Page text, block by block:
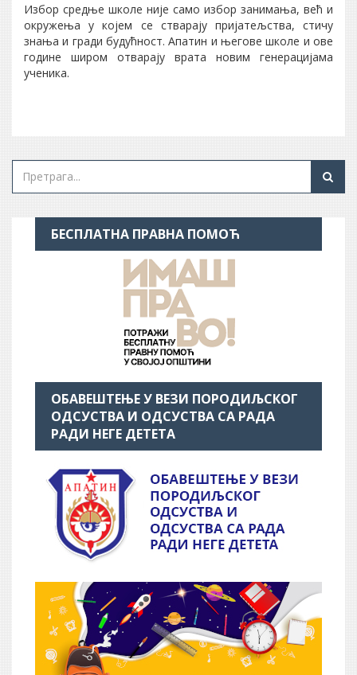
Избор средње школе није само избор занимања, већ и
окружења у којем се стварају пријатељства, стичу
знања и гради будућност. Апатин и његове школе и ове
године широм отварају врата новим генерацијама
ученика.
БЕСПЛАТНА ПРАВНА ПОМОЋ
ОБАВЕШТЕЊЕ У ВЕЗИ ПОРОДИЉСКОГ
ОДСУСТВА И ОДСУСТВА СА РАДА
РАДИ НЕГЕ ДЕТЕТА